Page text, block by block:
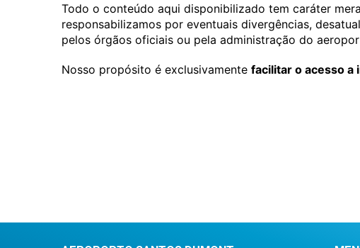
Todo o conteúdo aqui disponibilizado tem caráter
responsabilizamos por eventuais divergências,
pelos órgãos oficiais ou pela administração do
Nosso propósito é exclusivamente facilitar o acesso a